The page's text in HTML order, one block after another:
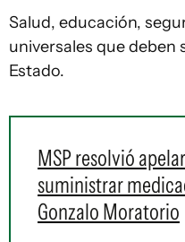
Salud, educación,
universales que deben
Estado.
MSP resolvió
suministrar
Gonzalo Moratorio